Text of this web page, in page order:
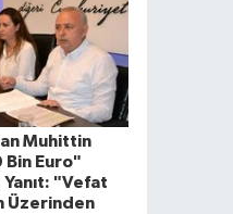
Muhittin
Bin Euro"
Yanıt: "Vefat
Üzerinden